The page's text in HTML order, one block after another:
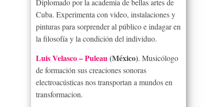
Cuba. Experimenta con video, instalaciones y
pinturas para sorprender al público e indagar en
la filosofía y la condición del individuo.
Luis Velasco – Puleau (México). Musicólogo
de formación sus creaciones sonoras
electroacústicas nos transportan a mundos en
transformacion.